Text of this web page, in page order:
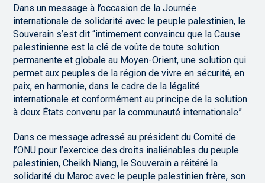
Dans un message à l’occasion de la Journée
internationale de solidarité avec le peuple palestinien, le
Souverain s’est dit “intimement convaincu que la Cause
palestinienne est la clé de voûte de toute solution
permanente et globale au Moyen-Orient, une solution qui
permet aux peuples de la région de vivre en sécurité, en
paix, en harmonie, dans le cadre de la légalité
internationale et conformément au principe de la solution
à deux États convenu par la communauté internationale”.
Dans ce message adressé au président du Comité de
l’ONU pour l’exercice des droits inaliénables du peuple
palestinien, Cheikh Niang, le Souverain a réitéré la
solidarité du Maroc avec le peuple palestinien frère, son